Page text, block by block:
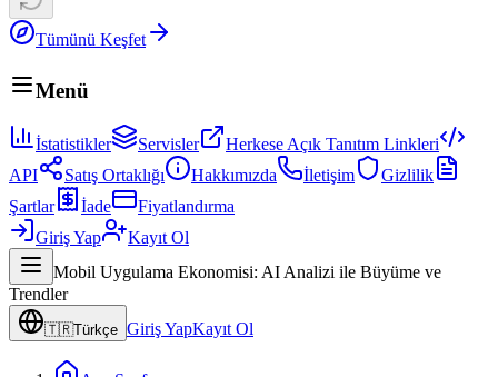
Tümünü Keşfet
Menü
İstatistikler Servisler
Herkese Açık Tanıtım Linkleri
API
Satış Ortaklığı Hakkımızda İletişim
Gizlilik
Şartlar
İade
Fiyatlandırma
Giriş Yap
Kayıt Ol
Mobil Uygulama Ekonomisi: AI Analizi ile Büyüme ve
Trendler
🇹🇷Türkçe Giriş YapKayıt Ol